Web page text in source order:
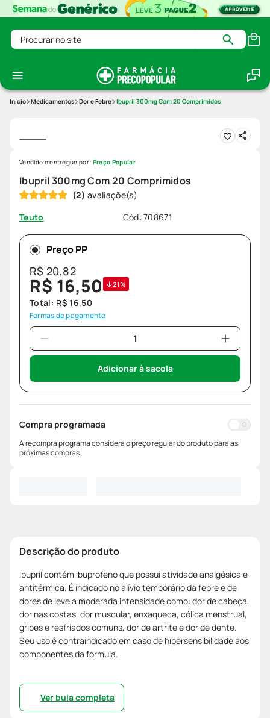
Procurar no site
Medicamentos Dor e Febre Ibupril 300mg Com 20 Comprimidos
Ibupril 300mg Com 20 Comprimidos
(2)
Teuto
Cód:708671
Vendido e entregue por: Preço Popular
Preço PP
R$20,82
R$ 16,50 21%
Total: R$ 16,50
Formas de pagamento
Adicionar à sacola
Compra programada
A recompra programa considera o preço regular do produto para as
próximas compras.
Descrição do produto
Ibupril contém ibuprofeno que possui atividade analgésica e
antitérmica. É indicado no alívio temporário da febre e de
dores de leve a moderada intensidade como: dor de cabeça,
dor nas costas, dor muscular, enxaqueca, cólica menstrual,
gripes e resfriados comuns, dor de artrite e dor de dente.
Seu uso é contraindicado em caso de hipersensibilidade aos
componentes da fórmula.
Ver bula completa